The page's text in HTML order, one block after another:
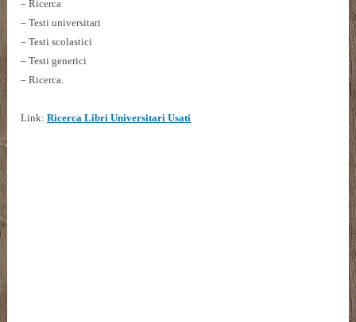
– Ricerca
– Testi universitari
– Testi scolastici
– Testi generici
– Ricerca.
Link:Ricerca Libri Universitari Usati